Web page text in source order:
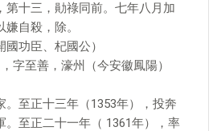
第十三，勛祿同前。七年八月加
自殺，除。
功臣、杞國公）
字至善，濠州（今安徽鳳陽）
。至正十三年（1353年），投奔
。至正二十一年（ 1361年），率